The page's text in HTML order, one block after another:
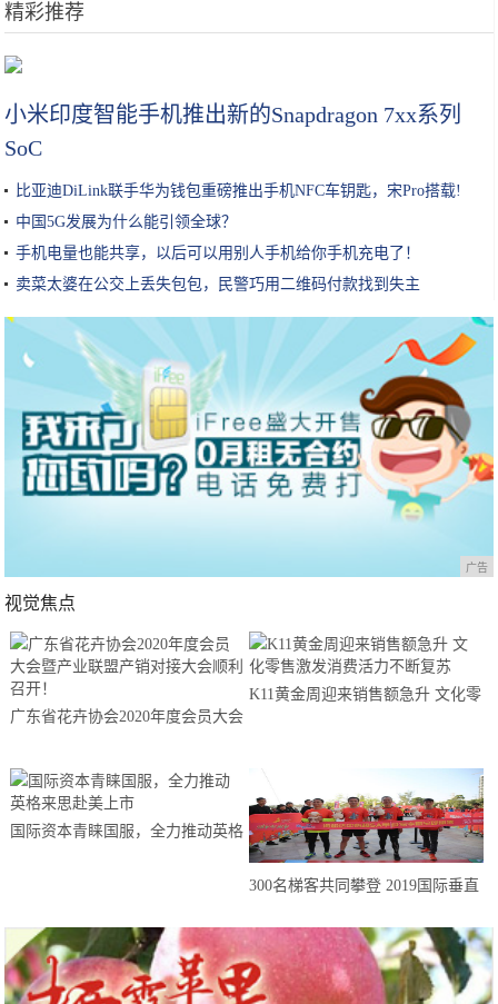
精彩推荐
小米印度智能手机推出新的Snapdragon 7xx系列
SoC
比亚迪DiLink联手华为钱包重磅推出手机NFC车钥匙，宋Pro搭载!
中国5G发展为什么能引领全球？
手机电量也能共享，以后可以用别人手机给你手机充电了！
卖菜太婆在公交上丢失包包，民警巧用二维码付款找到失主
广告
视觉焦点
广东省花卉协会2020年度会员大会
开！
K11黄金周迎来销售额急升 文化零
国际资本青睐国服，全力推动英格
300名梯客共同攀登 2019国际垂直
站欢乐开跑